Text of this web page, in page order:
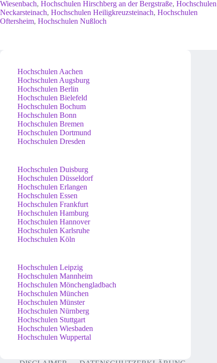
Wiesenbach, Hochschulen Hirschberg an der Bergstraße, Hochschulen
Neckarsteinach, Hochschulen Heiligkreuzsteinach, Hochschulen
Oftersheim, Hochschulen Nußloch
Hochschulen Aachen
Hochschulen Augsburg
Hochschulen Berlin
Hochschulen Bielefeld
Hochschulen Bochum
Hochschulen Bonn
Hochschulen Bremen
Hochschulen Dortmund
Hochschulen Dresden
Hochschulen Duisburg
Hochschulen Düsseldorf
Hochschulen Erlangen
Hochschulen Essen
Hochschulen Frankfurt
Hochschulen Hamburg
Hochschulen Hannover
Hochschulen Karlsruhe
Hochschulen Köln
Hochschulen Leipzig
Hochschulen Mannheim
Hochschulen Mönchengladbach
Hochschulen München
Hochschulen Münster
Hochschulen Nürnberg
Hochschulen Stuttgart
Hochschulen Wiesbaden
Hochschulen Wuppertal